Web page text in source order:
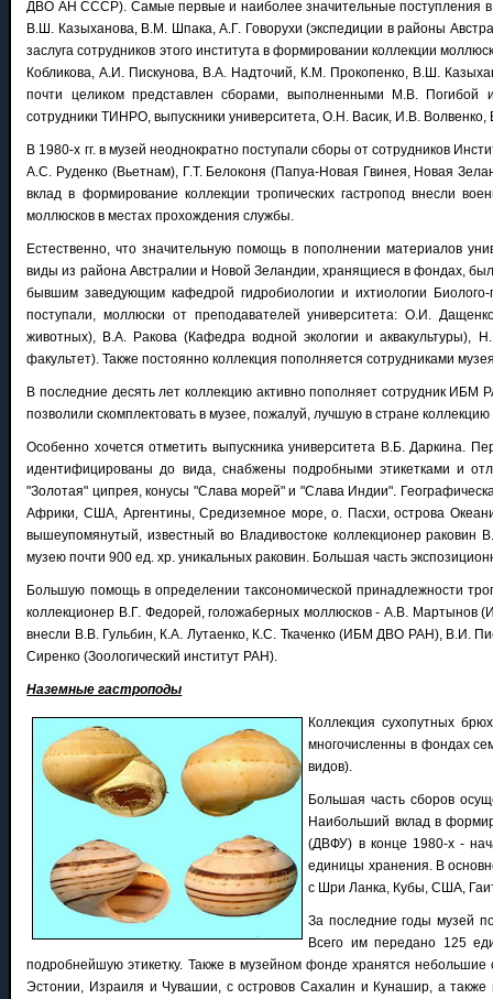
ДВО АН СССР). Самые первые и наиболее значительные поступления в
В.Ш. Казыханова, В.М. Шпака, А.Г. Говорухи (экспедиции в районы
заслуга сотрудников этого института в формировании коллекции
Кобликова, А.И. Пискунова, В.А. Надточий, К.М. Прокопенко, В.Ш.
почти целиком представлен сборами, выполненными М.В.
сотрудники ТИНРО, выпускники университета, О.Н. Васик, И.В. Волвенко,
В 1980-х гг. в музей неоднократно поступали сборы от сотрудников
А.С. Руденко (Вьетнам), Г.Т. Белоконя (Папуа-Новая Гвинея, Новая
вклад в формирование коллекции тропических гастропод внесли
моллюсков в местах прохождения службы.
Естественно, что значительную помощь в пополнении материалов
виды из района Австралии и Новой Зеландии, хранящиеся в фондах,
бывшим заведующим кафедрой гидробиологии и ихтиологии
поступали, моллюски от преподавателей университета: О.И.
животных), В.А. Ракова (Кафедра водной экологии и аквакультуры),
факультет). Также постоянно коллекция пополняется сотрудниками
В последние десять лет коллекцию активно пополняет сотрудник
позволили скомплектовать в музее, пожалуй, лучшую в стране
Особенно хочется отметить выпускника университета В.Б. Даркина.
идентифицированы до вида, снабжены подробными этикетками и
"Золотая" ципрея, конусы "Слава морей" и "Слава Индии".
Африки, США, Аргентины, Средиземное море, о. Пасхи, острова
вышеупомянутый, известный во Владивостоке коллекционер
музею почти 900 ед. хр. уникальных раковин. Большая часть
Большую помощь в определении таксономической принадлежности
коллекционер В.Г. Федорей, голожаберных моллюсков - А.В.
внесли В.В. Гульбин, К.А. Лутаенко, К.С. Ткаченко (ИБМ ДВО РАН), В.И.
Сиренко (Зоологический институт РАН).
Наземные гастроподы
Коллекция сухопутных
многочисленны в фондах
видов).
Большая часть сборов
Наибольший вклад в
(ДВФУ) в конце 1980-х -
единицы хранения. В
с Шри Ланка, Кубы, США,
За последние годы музей
Всего им передано 125
подробнейшую этикетку. Также в музейном фонде хранятся
Эстонии, Израиля и Чувашии, с островов Сахалин и Кунашир, а также